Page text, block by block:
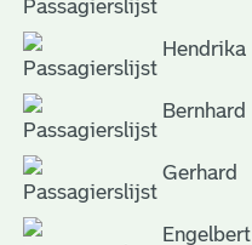
Hendrika
Bernhard
Gerhard
Engelbert